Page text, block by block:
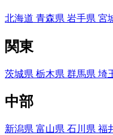
北海道 青森県 岩手県 宮
関東
茨城県 栃木県 群馬県 埼
中部
新潟県 富山県 石川県 福